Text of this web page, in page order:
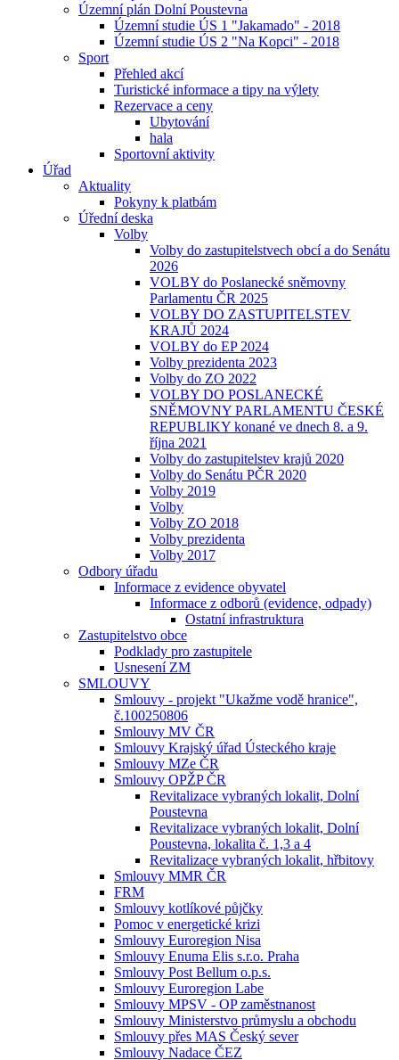
Územní plán Dolní Poustevna
Územní studie ÚS 1 "Jakamado" - 2018
Územní studie ÚS 2 "Na Kopci" - 2018
Sport
Přehled akcí
Turistické informace a tipy na výlety
Rezervace a ceny
Ubytování
hala
Sportovní aktivity
Úřad
Aktuality
Pokyny k platbám
Úřední deska
Volby
Volby do zastupitelstvech obcí a do Senátu
2026
VOLBY do Poslanecké sněmovny
Parlamentu ČR 2025
VOLBY DO ZASTUPITELSTEV
KRAJŮ 2024
VOLBY do EP 2024
Volby prezidenta 2023
Volby do ZO 2022
VOLBY DO POSLANECKÉ
SNĚMOVNY PARLAMENTU ČESKÉ
REPUBLIKY konané ve dnech 8. a 9.
října 2021
Volby do zastupitelstev krajů 2020
Volby do Senátu PČR 2020
Volby 2019
Volby
Volby ZO 2018
Volby prezidenta
Volby 2017
Odbory úřadu
Informace z evidence obyvatel
Informace z odborů (evidence, odpady)
Ostatní infrastruktura
Zastupitelstvo obce
Podklady pro zastupitele
Usnesení ZM
SMLOUVY
Smlouvy - projekt "Ukažme vodě hranice",
č.100250806
Smlouvy MV ČR
Smlouvy Krajský úřad Ústeckého kraje
Smlouvy MZe ČR
Smlouvy OPŽP ČR
Revitalizace vybraných lokalit, Dolní
Poustevna
Revitalizace vybraných lokalit, Dolní
Poustevna, lokalita č. 1,3 a 4
Revitalizace vybraných lokalit, hřbitovy
Smlouvy MMR ČR
FRM
Smlouvy kotlíkové půjčky
Pomoc v energetické krizi
Smlouvy Euroregion Nisa
Smlouvy Enuma Elis s.r.o. Praha
Smlouvy Post Bellum o.p.s.
Smlouvy Euroregion Labe
Smlouvy MPSV - OP zaměstnanost
Smlouvy Ministerstvo průmyslu a obchodu
Smlouvy přes MAS Český sever
Smlouvy Nadace ČEZ